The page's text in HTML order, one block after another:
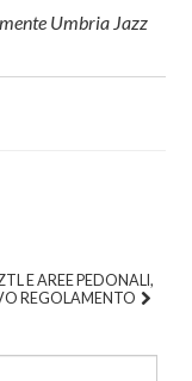
Umbria Jazz
E AREE PEDONALI,
REGOLAMENTO